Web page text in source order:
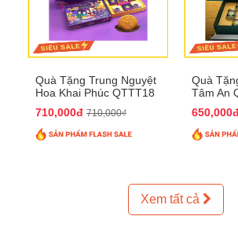
Quà Tặng Trung Nguyệt
Hoa Khai Phúc QTTT18
710,000đ 710,000₫
Quà
Tâm An
Xem tất cả